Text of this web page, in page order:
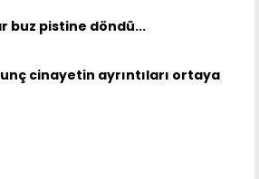
buz pistine döndü...
cinayetin ayrıntıları ortaya